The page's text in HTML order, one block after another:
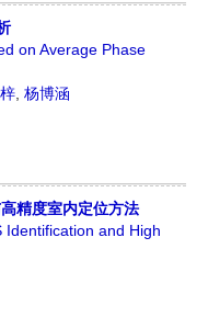
on Average Phase
, 杨博涵
精度室内定位方法
Identification and High